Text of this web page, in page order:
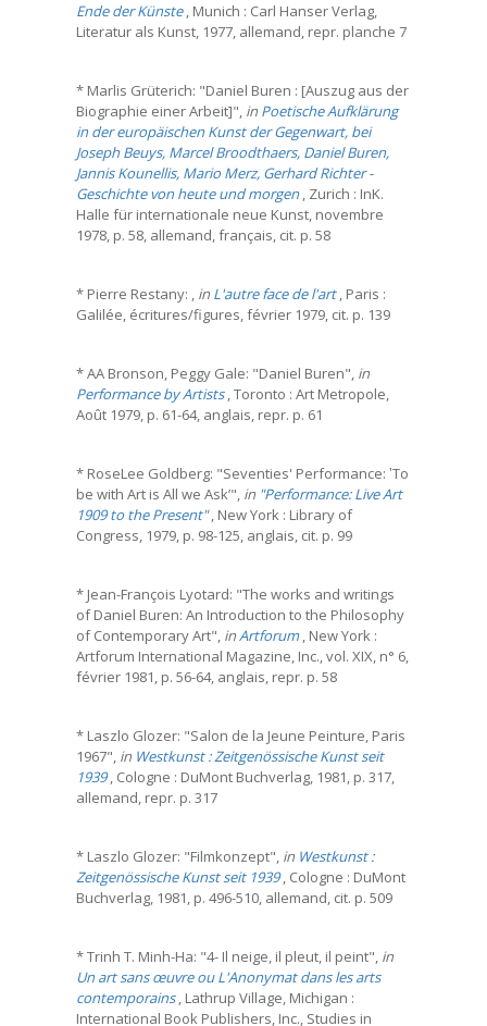
Ende der Künste, Munich : Carl Hanser Verlag,
Literatur als Kunst, 1977, allemand, repr. planche 7
* Marlis Grüterich: "Daniel Buren : [Auszug aus der
Biographie einer Arbeit]", in Poetische Aufklärung
in der europäischen Kunst der Gegenwart, bei
Joseph Beuys, Marcel Broodthaers, Daniel Buren,
Jannis Kounellis, Mario Merz, Gerhard Richter -
Geschichte von heute und morgen, Zurich : InK.
Halle für internationale neue Kunst, novembre
1978, p. 58, allemand, français, cit. p. 58
* Pierre Restany: , in L'autre face de l'art, Paris :
Galilée, écritures/figures, février 1979, cit. p. 139
* AA Bronson, Peggy Gale: "Daniel Buren", in
Performance by Artists, Toronto : Art Metropole,
Août 1979, p. 61-64, anglais, repr. p. 61
* RoseLee Goldberg: "Seventies' Performance: ‛To
be with Art is All we Ask’", in "Performance: Live Art
1909 to the Present", New York : Library of
Congress, 1979, p. 98-125, anglais, cit. p. 99
* Jean-François Lyotard: "The works and writings
of Daniel Buren: An Introduction to the Philosophy
of Contemporary Art", inArtforum, New York :
Artforum International Magazine, Inc., vol. XIX, n° 6,
février 1981, p. 56-64, anglais, repr. p. 58
* Laszlo Glozer: "Salon de la Jeune Peinture, Paris
1967", in Westkunst : Zeitgenössische Kunst seit
1939, Cologne : DuMont Buchverlag, 1981, p. 317,
allemand, repr. p. 317
* Laszlo Glozer: "Filmkonzept", in Westkunst :
Zeitgenössische Kunst seit 1939, Cologne : DuMont
Buchverlag, 1981, p. 496-510, allemand, cit. p. 509
* Trinh T. Minh-Ha: "4- Il neige, il pleut, il peint", in
Un art sans œuvre ou L'Anonymat dans les arts
contemporains, Lathrup Village, Michigan :
International Book Publishers, Inc., Studies in